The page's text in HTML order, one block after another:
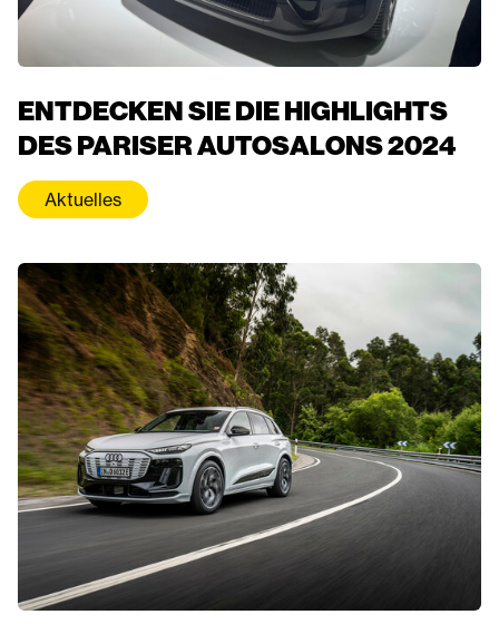
ENTDECKEN SIE DIE HIGHLIGHTS
DES PARISER AUTOSALONS 2024
Aktuelles